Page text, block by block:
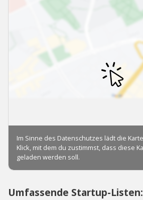
Umfassende Startup-Listen: